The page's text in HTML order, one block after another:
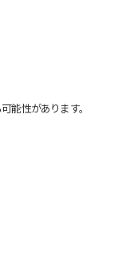
能性があります。